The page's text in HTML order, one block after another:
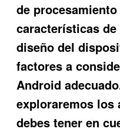
de
características
diseño del
factores a
Android
exploraremos los
debes tener en